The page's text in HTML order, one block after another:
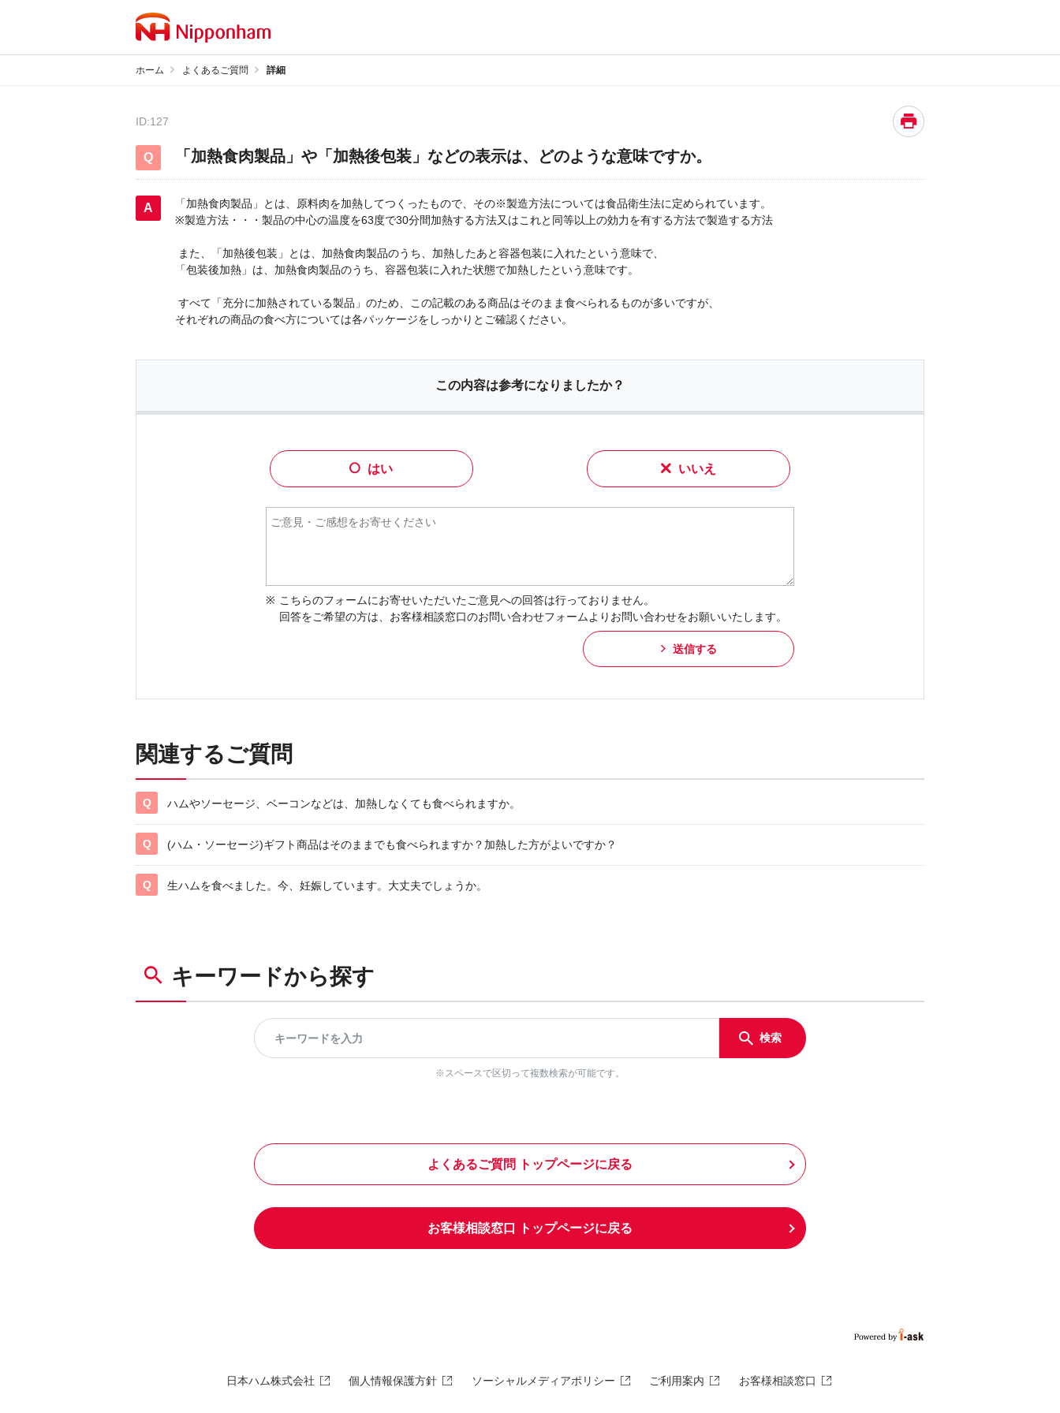
ホーム よくあるご質問 詳細
ID:127
「加熱食肉製品」や「加熱後包装」などの表示は、どのような意味ですか。
「加熱食肉製品」とは、原料肉を加熱してつくったもので、その※製造方法については食品衛生法に定められています。
※製造方法・・・製品の中心の温度を63度で30分間加熱する方法又はこれと同等以上の効力を有する方法で製造する方法
また、「加熱後包装」とは、加熱食肉製品のうち、加熱したあと容器包装に入れたという意味で、
「包装後加熱」は、加熱食肉製品のうち、容器包装に入れた状態で加熱したという意味です。
すべて「充分に加熱されている製品」のため、この記載のある商品はそのまま食べられるものが多いですが、
それぞれの商品の食べ方については各パッケージをしっかりとご確認ください。
この内容は参考になりましたか？
はい いいえ
こちらのフォームにお寄せいただいたご意見への回答は行っておりません。
回答をご希望の方は、お客様相談窓口のお問い合わせフォームよりお問い合わせをお願いいたします。
送信する
関連するご質問
ハムやソーセージ、ベーコンなどは、加熱しなくても食べられますか。
(ハム・ソーセージ)ギフト商品はそのままでも食べられますか？加熱した方がよいですか？
生ハムを食べました。今、妊娠しています。大丈夫でしょうか。
キーワードから探す
※スペースで区切って複数検索が可能です。
よくあるご質問 トップページに戻る
お客様相談窓口 トップページに戻る
日本ハム株式会社 個人情報保護方針 ソーシャルメディアポリシー ご利用案内 お客様相談窓口